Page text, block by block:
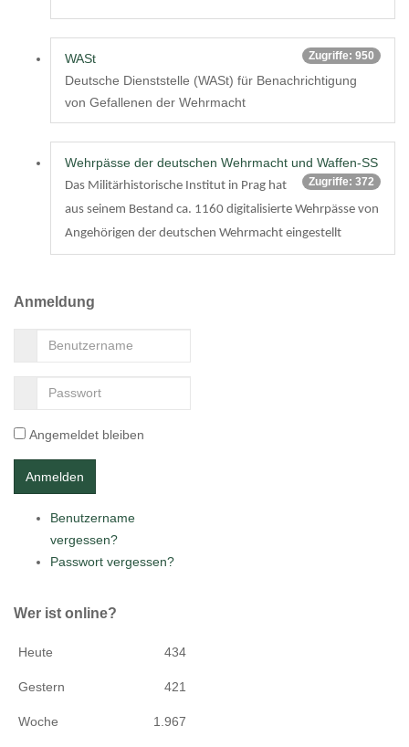
WASt Zugriffe: 950
Deutsche Dienststelle (WASt) für Benachrichtigung
von Gefallenen der Wehrmacht
Wehrpässe der deutschen Wehrmacht und Waffen-SS
Zugriffe: 372
Das Militärhistorische Institut in Prag hat
aus seinem Bestand ca. 1160 digitalisierte Wehrpässe von
Angehörigen der deutschen Wehrmacht eingestellt
Anmeldung
Angemeldet bleiben
Benutzername
vergessen?
Passwort vergessen?
Wer ist online?
Heute 434
Gestern 421
Woche 1.967